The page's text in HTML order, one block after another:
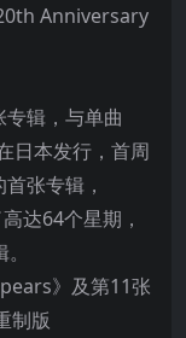
Anniversary
专辑，与单曲
日本发行，首周
张专辑，
达64个星期，
》及第11张
制版